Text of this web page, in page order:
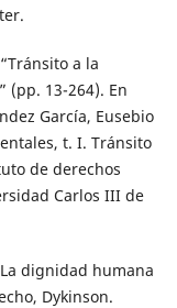
a la
(pp. 13-264). En
García, Eusebio
t. I. Tránsito
de derechos
Carlos III de
dignidad humana
Dykinson.